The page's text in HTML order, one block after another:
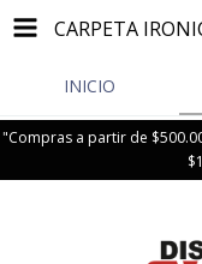
CARPETA
INICIO
"Compras a partir de